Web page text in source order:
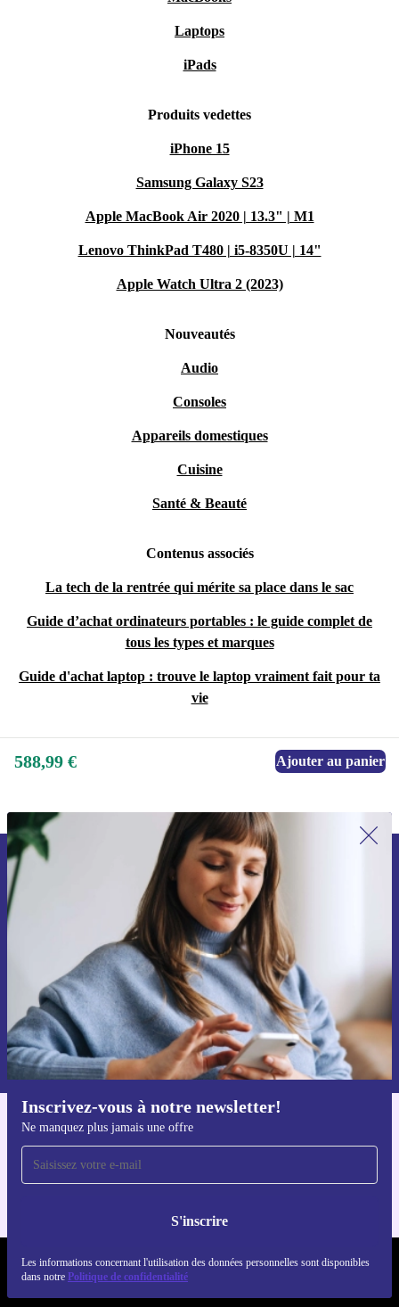
Laptops
iPads
Produits vedettes
iPhone 15
Samsung Galaxy S23
Apple MacBook Air 2020 | 13.3" | M1
Lenovo ThinkPad T480 | i5-8350U | 14"
Apple Watch Ultra 2 (2023)
Nouveautés
Audio
Consoles
Appareils domestiques
Cuisine
Santé & Beauté
Contenus associés
La tech de la rentrée qui mérite sa place dans le sac
Guide d’achat ordinateurs portables : le guide complet de
tous les types et marques
Guide d'achat laptop : trouve le laptop vraiment fait pour ta
vie
588,99 € Ajouter au panier
Inscrivez-vous à notre newsletter!
Ne manquez plus jamais une offre
S'inscrire
Les informations concernant l'utilisation des données personnelles sont disponibles
dans notre Politique de confidentialité
Recevoir offres et infos de refurbed
par mail
Ne manquez plus aucune offre.
S'inscrire
Retrouvez les informations sur l'utilisation des données personnelles
dans notrepolitique de confidentialité.
Téléchargez l'application refurbed
Pour iOS et Android
REFURBED FRANCE - RETHINK NEW.